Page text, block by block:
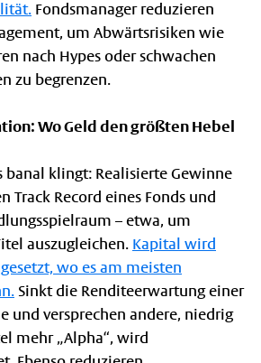
Fondsmanager reduzieren
um Abwärtsrisiken wie
nach Hypes oder schwachen
zu begrenzen.
Wo Geld den größten Hebel
banal klingt: Realisierte Gewinne
Track Record eines Fonds und
– etwa, um
auszugleichen. Kapital wird
wo es am meisten
Sinkt die Renditeerwartung einer
und versprechen andere, niedrig
mehr „Alpha“, wird